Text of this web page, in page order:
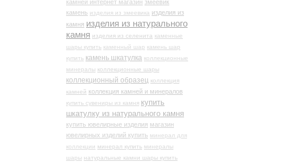
камней интернет магазин змеевик
камень изделия из змеевика изделия из
камня изделия из натурального
камня изделия из селенита каменные
шары купить каменный шар камень шар
купить камень шкатулка коллекционные
минералы коллекционные шары
коллекционный образец коллекция
камней коллекция камней и минералов
купить сувениры из камня купить
шкатулку из натурального камня
купить ювелирные изделия магазин
ювелирных изделий купить минерал для
коллекции минерал купить минералы
шары натуральные камни шары купить